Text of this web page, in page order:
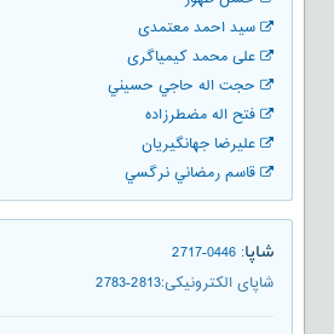
سید احمد معتمدی
علی محمد کیمیاگری
حجت اله حاجي حسيني
فتح اله مضطرزاده
علیرضا جهانگیریان
قاسم رمضاني نرگسي
شاپا:
2717-0446
شاپای الکترونیکی:
2783-2813